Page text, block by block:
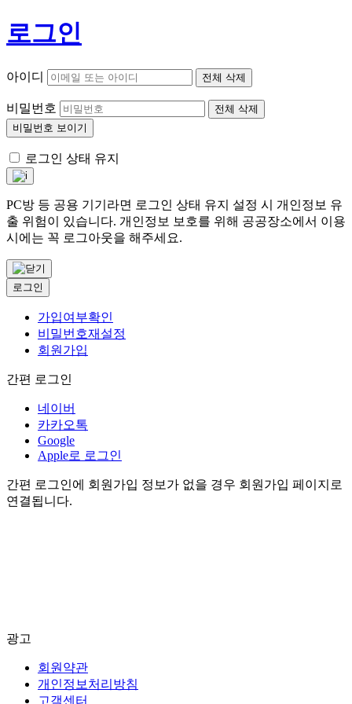
로그인
아이디 전체 삭제
비밀번호
전체 삭제
비밀번호 보이기
로그인 상태 유지
PC방 등 공용 기기라면 로그인 상태 유지 설정 시 개인정보 유
출 위험이 있습니다. 개인정보 보호를 위해 공공장소에서 이용
시에는 꼭 로그아웃을 해주세요.
로그인
가입여부확인
비밀번호재설정
회원가입
간편 로그인
네이버
카카오톡
Google
Apple로 로그인
간편 로그인에 회원가입 정보가 없을 경우 회원가입 페이지로
연결됩니다.
광고
회원약관
개인정보처리방침
고객센터